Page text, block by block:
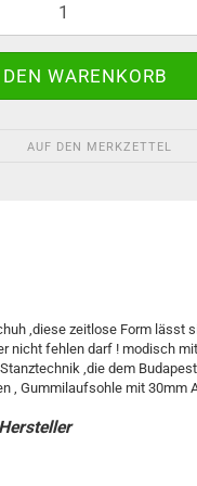
AUF DEN MERKZETTEL
,diese zeitlose Form lässt
nicht fehlen darf ! modisch
,die dem
, Gummilaufsohle mit 30mm